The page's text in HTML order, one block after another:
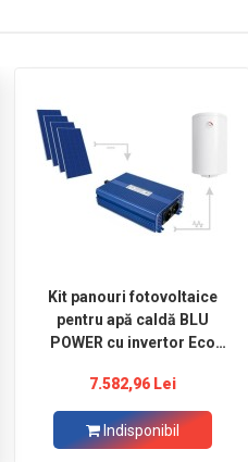
Kit panouri fotovoltaice
pentru apă caldă BLU
POWER cu invertor Eco
7.582,96 Lei
Indisponibil